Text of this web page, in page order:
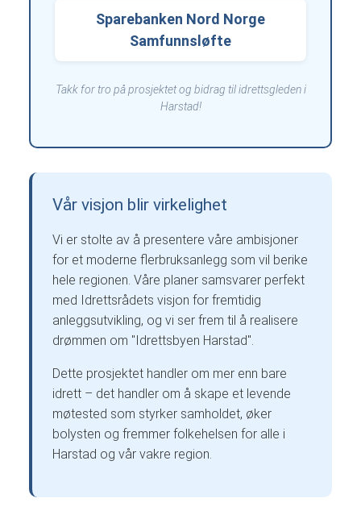
Sparebanken Nord Norge
Samfunnsløfte
Takk for tro på prosjektet og bidrag til idrettsgleden i
Harstad!
Vår visjon blir virkelighet
Vi er stolte av å presentere våre ambisjoner
for et moderne flerbruksanlegg som vil berike
hele regionen. Våre planer samsvarer perfekt
med Idrettsrådets visjon for fremtidig
anleggsutvikling, og vi ser frem til å realisere
drømmen om "Idrettsbyen Harstad".
Dette prosjektet handler om mer enn bare
idrett – det handler om å skape et levende
møtested som styrker samholdet, øker
bolysten og fremmer folkehelsen for alle i
Harstad og vår vakre region.